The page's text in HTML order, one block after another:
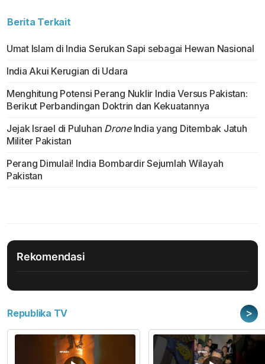
Berita Terkait
Umat Islam di India Serukan Sapi sebagai Hewan Nasional
India Akui Kerugian di Udara
Menghitung Potensi Perang Nuklir India Versus Pakistan:
Berikut Perbandingan Doktrin dan Kekuatannya
Jejak Israel di Puluhan DroneIndia yang Ditembak Jatuh
Militer Pakistan
Perang Dimulai! India Bombardir Sejumlah Wilayah
Pakistan
Rekomendasi
Republika TV >